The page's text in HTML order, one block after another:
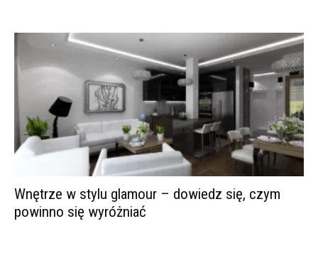
Wnętrze w stylu glamour – dowiedz się, czym
powinno się wyróżniać